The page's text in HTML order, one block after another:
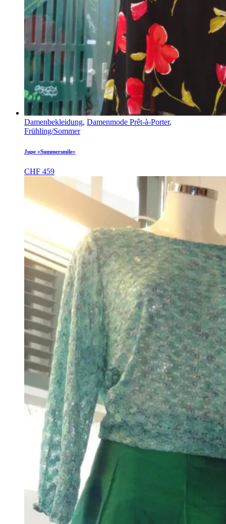
Damenbekleidung, Damenmode Prêt-à-Porter,
Frühling/Sommer
Jupe «Summersmile»
CHF 459